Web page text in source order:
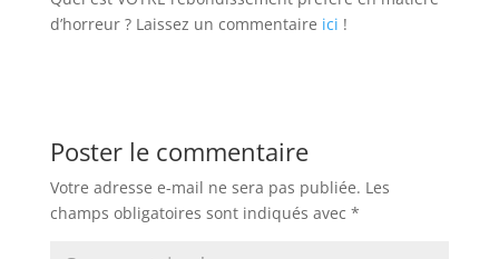
d’horreur ? Laissez un commentaire ici !
Poster le commentaire
Votre adresse e-mail ne sera pas publiée. Les
champs obligatoires sont indiqués avec *